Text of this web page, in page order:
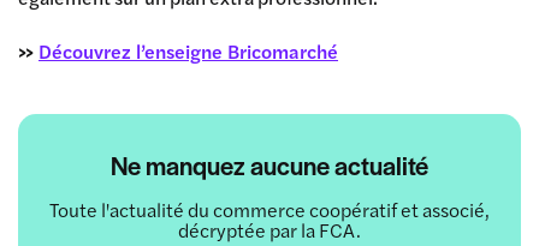
Ne manquez aucune actualité
Toute l'actualité du commerce coopératif et associé,
décryptée par la FCA.
>> Découvrez l’enseigne Bricomarché